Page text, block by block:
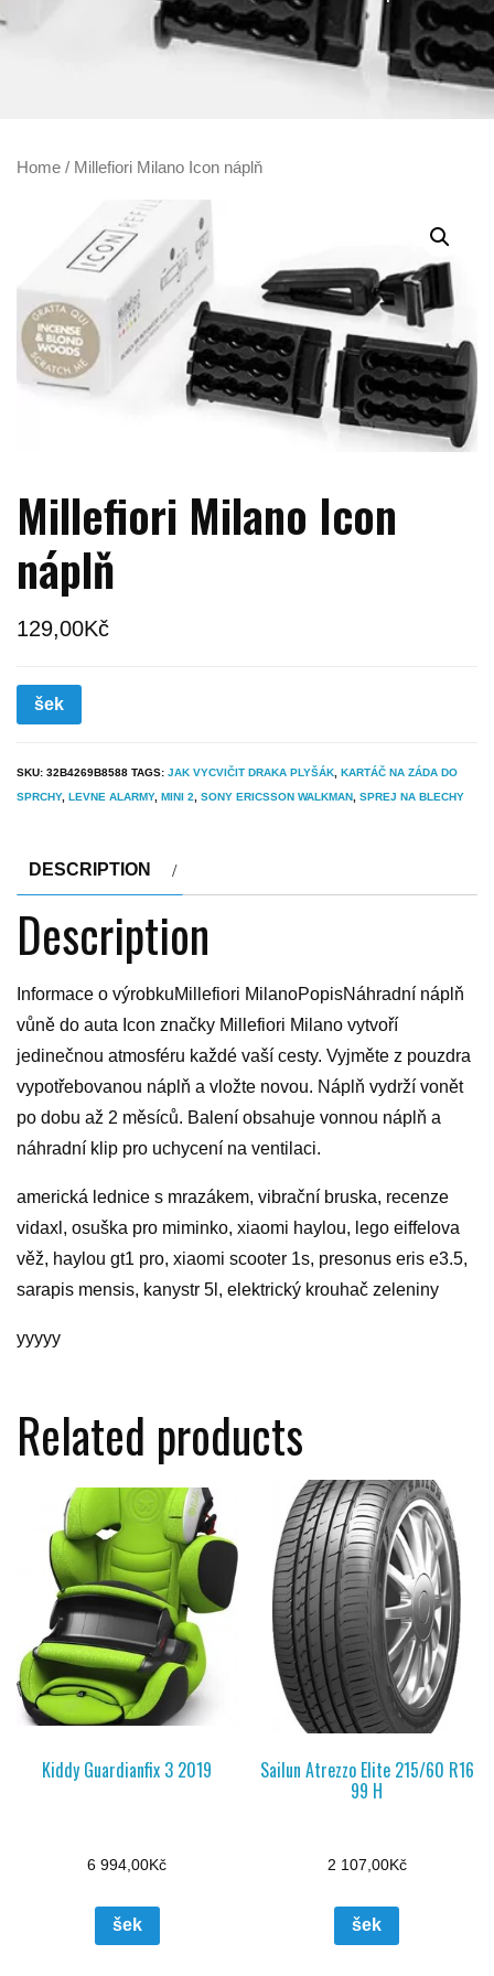
Home / Millefiori Milano Icon náplň
Millefiori Milano Icon
náplň
129,00Kč
šek
SKU: 32B4269B8588 TAGS: JAK VYCVIČIT DRAKA PLYŠÁK KARTÁČ NA ZÁDA DO
SPRCHY, LEVNE ALARMY, MINI 2 SONY ERICSSON WALKMAN SPREJ NA BLECHY
DESCRIPTION
Description
Informace o výrobkuMillefiori MilanoPopisNáhradní náplň
vůně do auta Icon značky Millefiori Milano vytvoří
jedinečnou atmosféru každé vaší cesty. Vyjměte z pouzdra
vypotřebovanou náplň a vložte novou. Náplň vydrží vonět
po dobu až 2 měsíců. Balení obsahuje vonnou náplň a
náhradní klip pro uchycení na ventilaci.
americká lednice s mrazákem, vibrační bruska, recenze
vidaxl, osuška pro miminko, xiaomi haylou, lego eiffelova
věž, haylou gt1 pro, xiaomi scooter 1s, presonus eris e3.5,
sarapis mensis, kanystr 5l, elektrický krouhač zeleniny
yyyyy
Related products
Kiddy Guardianfix 3 2019
6 994,00Kč
šek
Sailun Atrezzo Elite 215/60 R16
99 H
2 107,00Kč
šek